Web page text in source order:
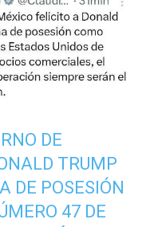
DE
TRUMP
DE POSESIÓN
47 DE